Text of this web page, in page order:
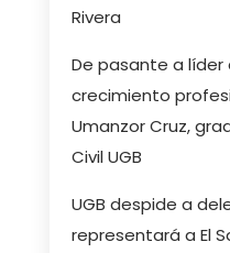
Rivera
De pasante a líder
crecimiento
Umanzor Cruz,
Civil UGB
UGB despide a
representará a El